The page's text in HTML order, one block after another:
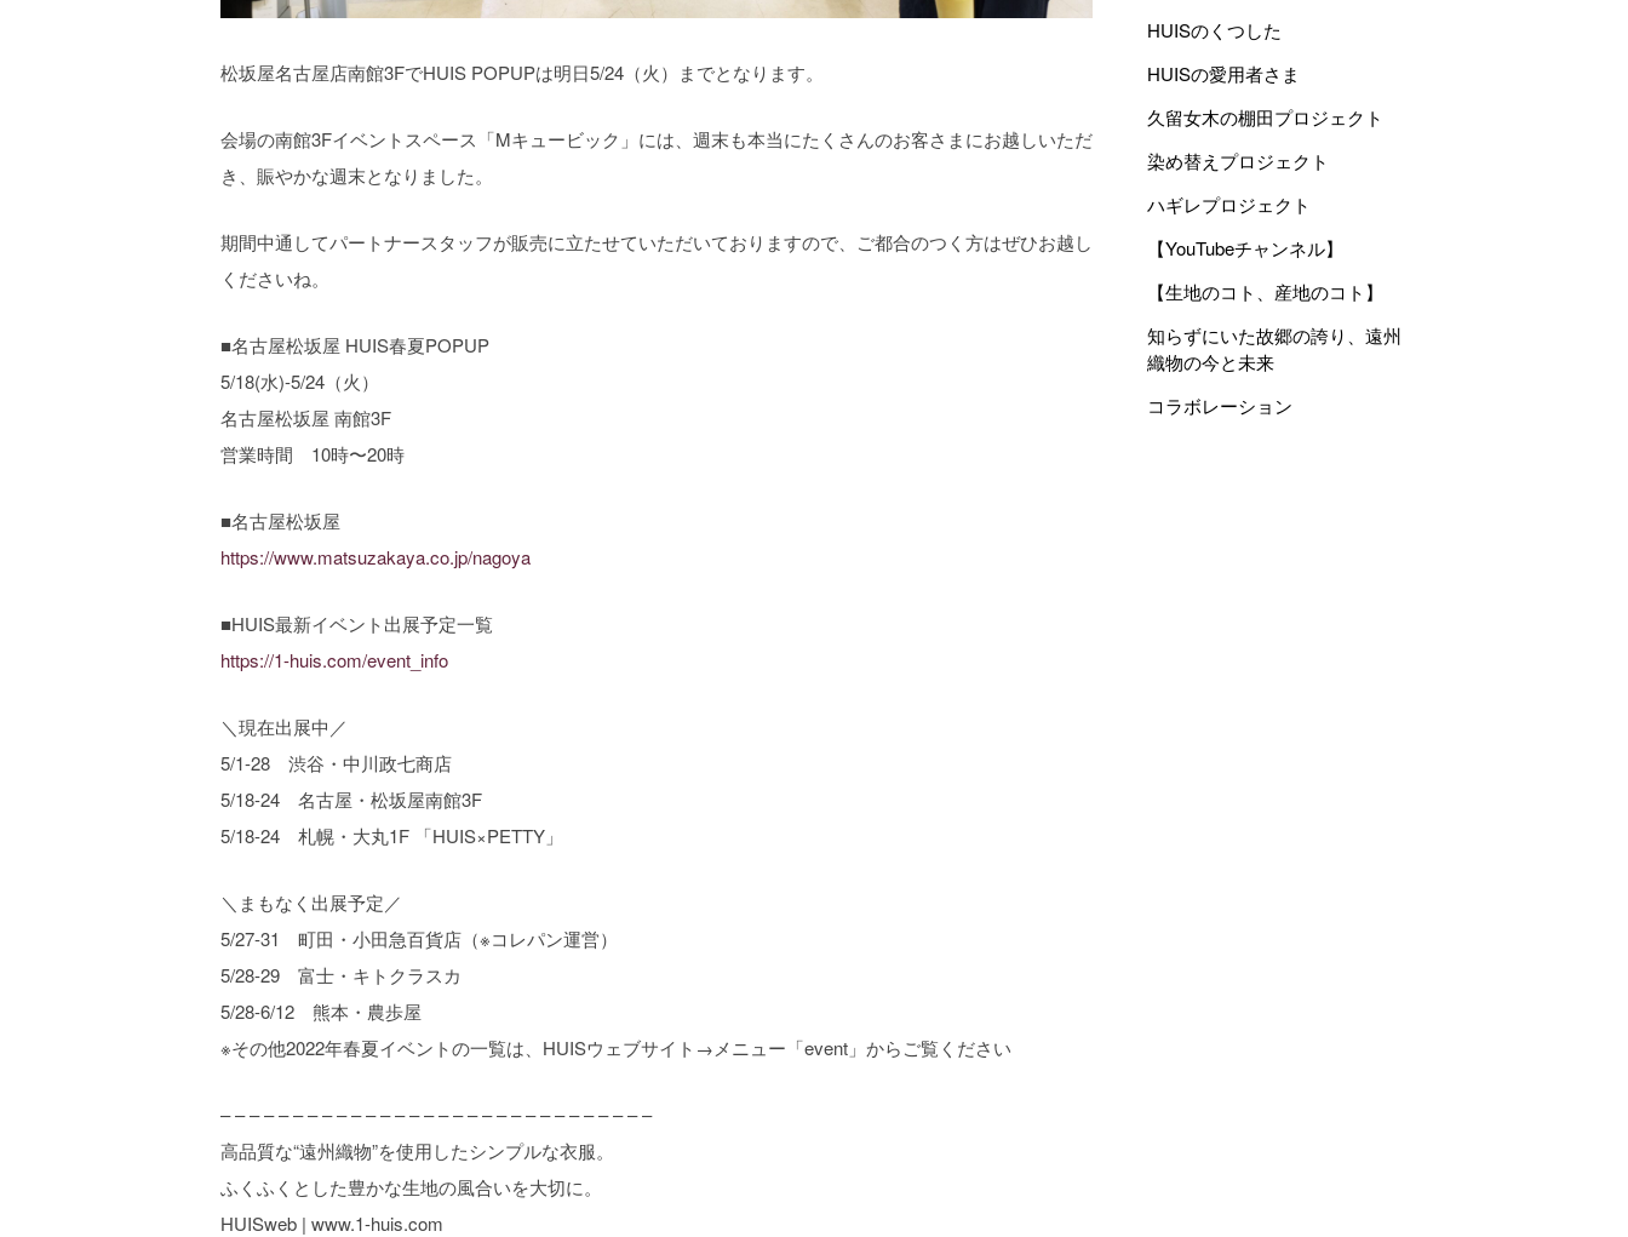
松坂屋名古屋店南館3FでHUIS POPUPは明日5/24（火）までとなります。
会場の南館3Fイベントスペース「Mキュービック」には、週末も本当にたくさんのお客さまにお越しいただ
き、賑やかな週末となりました。
期間中通してパートナースタッフが販売に立たせていただいておりますので、ご都合のつく方はぜひお越し
くださいね。
■名古屋松坂屋 HUIS春夏POPUP
5/18(水)-5/24（火）
名古屋松坂屋 南館3F
営業時間 10時〜20時
■名古屋松坂屋
https://www.matsuzakaya.co.jp/nagoya
■HUIS最新イベント出展予定一覧
https://1-huis.com/event_info
＼現在出展中／
5/1-28 渋谷・中川政七商店
5/18-24 名古屋・松坂屋南館3F
5/18-24 札幌・大丸1F 「HUIS×PETTY」
＼まもなく出展予定／
5/27-31 町田・小田急百貨店（※コレパン運営）
5/28-29 富士・キトクラスカ
5/28-6/12 熊本・農歩屋
※その他2022年春夏イベントの一覧は、HUISウェブサイト→メニュー「event」からご覧ください
– – – – – – – – – – – – – – – – – – – – – – – – – – – – – –
高品質な“遠州織物”を使用したシンプルな衣服。
ふくふくとした豊かな生地の風合いを大切に。
HUISweb | www.1-huis.com
HUISのくつした
HUISの愛用者さま
久留女木の棚田プロジェクト
染め替えプロジェクト
ハギレプロジェクト
【YouTubeチャンネル】
【生地のコト、産地のコト】
知らずにいた故郷の誇り、遠州
織物の今と未来
コラボレーション